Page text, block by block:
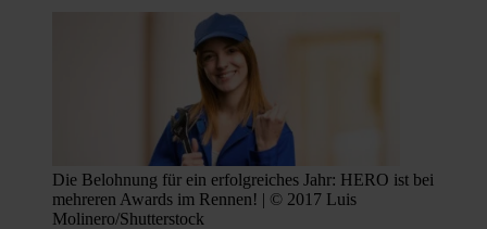
Die Belohnung für ein erfolgreiches Jahr: HERO ist bei
mehreren Awards im Rennen! | © 2017 Luis
Molinero/Shutterstock